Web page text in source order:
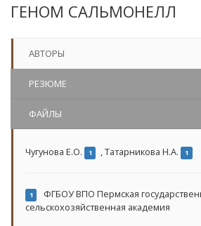
ГЕНОМ САЛЬМОНЕЛЛ
АВТОРЫ
РЕЗЮМЕ
ФАЙЛЫ
Чугунова Е.О. 1 ,Татарникова Н.А. 1
1
ФГБОУ ВПО Пермская
сельскохозяйственная академия